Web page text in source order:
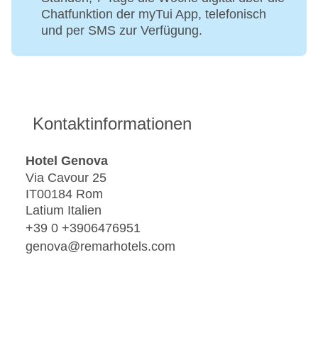
Chatfunktion der myTui App, telefonisch
und per SMS zur Verfügung.
Kontaktinformationen
Hotel Genova
Via Cavour 25
IT00184 Rom
Latium Italien
+39 0 +3906476951
genova@remarhotels.com